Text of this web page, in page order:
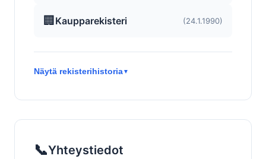
🏢 Kaupparekisteri (24.1.1990)
Näytä rekisterihistoria▼
📞Yhteystiedot